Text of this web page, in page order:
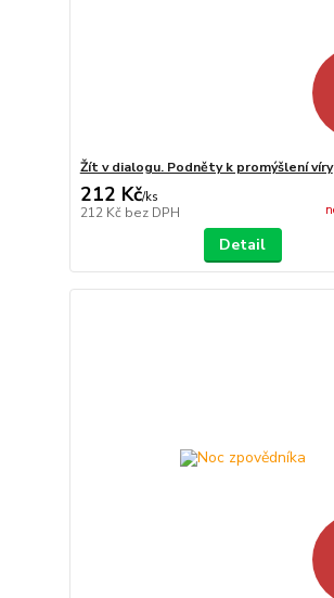
Žít v dialogu. Podněty k promýšlení víry
212 Kč/ks
212 Kč bez DPH
Detail